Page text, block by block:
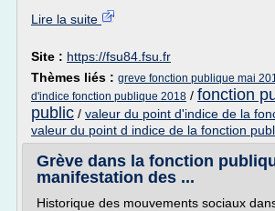
Lire la suite
Site : https://fsu84.fsu.fr
Thèmes liés : greve fonction publique mai
d'indice fonction publique 2018 / fonction
public / valeur du point d'indice de la
valeur du point d indice de la fonction
Grève dans la fonction
manifestation des ...
Historique des mouvements sociaux